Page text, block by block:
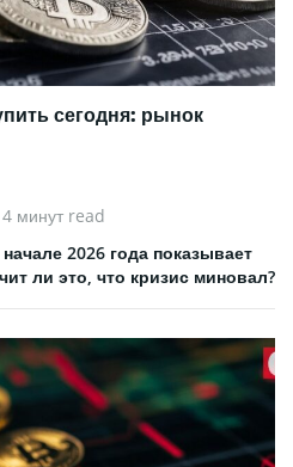
сегодня: рынок
4 минут read
2026 года показывает
ли это, что кризис миновал?